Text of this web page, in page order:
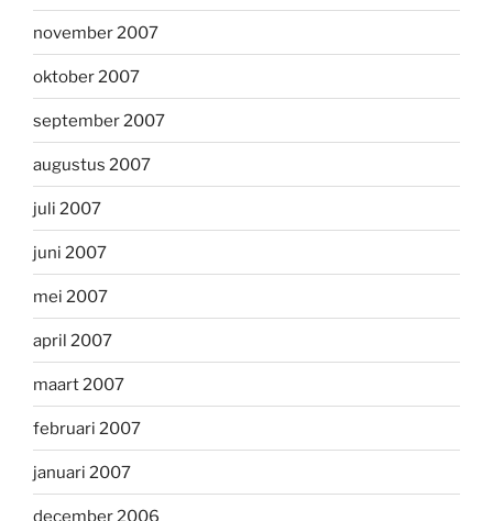
november 2007
oktober 2007
september 2007
augustus 2007
juli 2007
juni 2007
mei 2007
april 2007
maart 2007
februari 2007
januari 2007
december 2006